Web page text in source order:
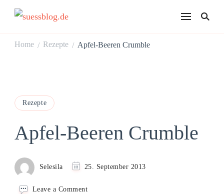
Home / Rezepte / Apfel-Beeren Crumble
Rezepte
Apfel-Beeren Crumble
Selesila 25. September 2013
Leave a Commenton